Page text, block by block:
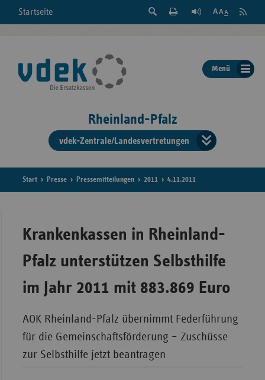
Startseite
Suche
der
Seite
Feed
Menü
Rheinland-Pfalz
vdek-Zentrale/Landesvertretungen
der
Start Presse Pressemitteilungen 2011 4.11.2011
Krankenkassen in Rheinland-
Pfalz unterstützen Selbsthilfe
im Jahr 2011 mit 883.869 Euro
AOK Rheinland-Pfalz übernimmt Federführung
für die Gemeinschaftsförderung – Zuschüsse
zur Selbsthilfe jetzt beantragen